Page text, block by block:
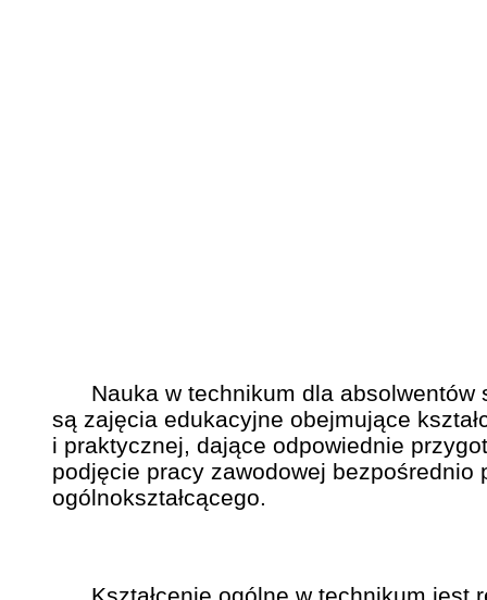
Nauka w technikum dla absolwentów
są zajęcia edukacyjne obejmujące
i praktycznej, dające odpowiednie
podjęcie pracy zawodowej bezpośrednio
ogólnokształcącego.
Kształcenie ogólne w technikum jest